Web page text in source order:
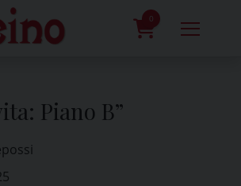
0
Piano B”